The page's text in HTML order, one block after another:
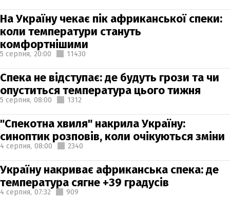
На Україну чекає пік африканської спеки:
коли температури стануть
комфортнішими
5 серпня, 20:00 11430
Спека не відступає: де будуть грози та чи
опуститься температура цього тижня
5 серпня, 08:00 1312
"Спекотна хвиля" накрила Україну:
синоптик розповів, коли очікуються зміни
4 серпня, 08:00 2340
Україну накриває африканська спека: де
температура сягне +39 градусів
4 серпня, 07:32 909